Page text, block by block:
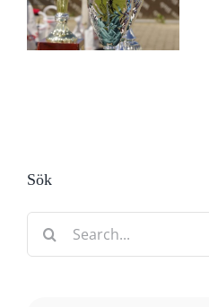
Sök
Search
for: